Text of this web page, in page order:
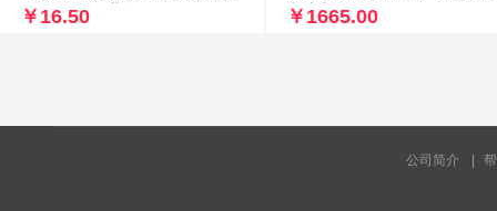
收纳 27706 蓝色
￥16.50
打印机) 红色
￥1665.00
公司简介